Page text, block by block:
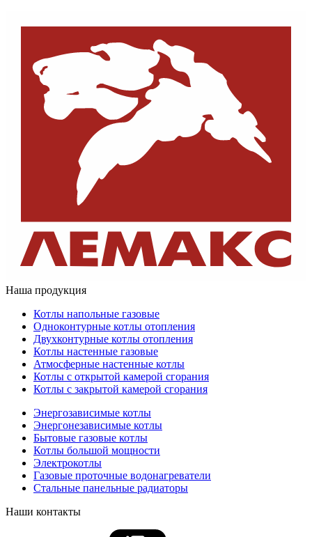
Наша продукция
Котлы напольные газовые
Одноконтурные котлы отопления
Двухконтурные котлы отопления
Котлы настенные газовые
Атмосферные настенные котлы
Котлы с открытой камерой сгорания
Котлы с закрытой камерой сгорания
Энергозависимые котлы
Энергонезависимые котлы
Бытовые газовые котлы
Котлы большой мощности
Электрокотлы
Газовые проточные водонагреватели
Стальные панельные радиаторы
Наши контакты